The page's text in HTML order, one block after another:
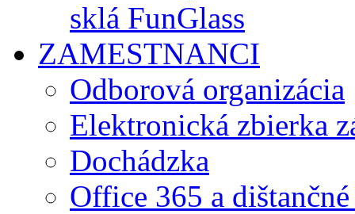
sklá FunGlass
ZAMESTNANCI
Odborová organizácia
Elektronická zbierka
Dochádzka
Office 365 a